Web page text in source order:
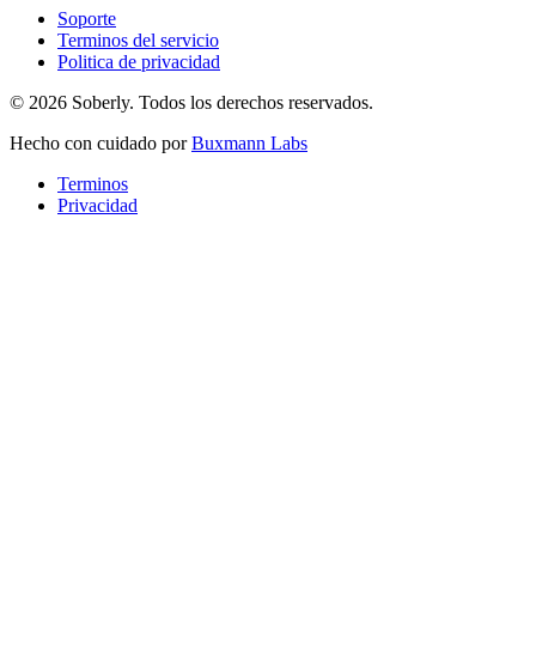
Soporte
Terminos del servicio
Politica de privacidad
© 2026 Soberly. Todos los derechos reservados.
Hecho con cuidado porBuxmann Labs
Terminos
Privacidad